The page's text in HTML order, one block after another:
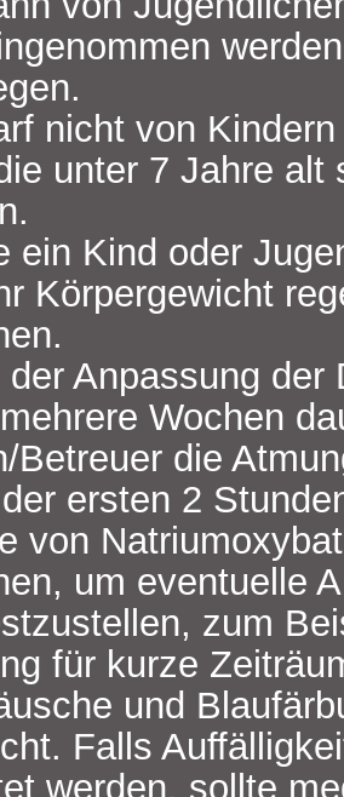
nicht von
unter 7 Jahre alt
ein Kind oder
Körpergewicht
der Anpassung der
Wochen
Betreuer die
ersten 2
von
um eventuelle
zum
für kurze
und
Falls
werden, sollte